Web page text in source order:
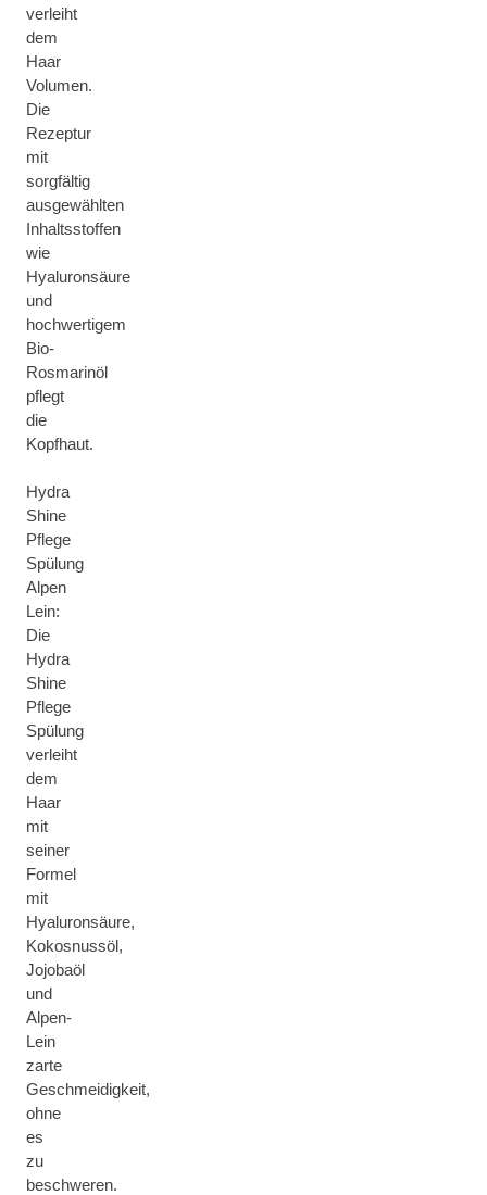
verleiht
dem
Haar
Volumen.
Die
Rezeptur
mit
sorgfältig
ausgewählten
Inhaltsstoffen
wie
Hyaluronsäure
und
hochwertigem
Bio-
Rosmarinöl
pflegt
die
Kopfhaut.
Hydra
Shine
Pflege
Spülung
Alpen
Lein:
Die
Hydra
Shine
Pflege
Spülung
verleiht
dem
Haar
mit
seiner
Formel
mit
Hyaluronsäure,
Kokosnussöl,
Jojobaöl
und
Alpen-
Lein
zarte
Geschmeidigkeit,
ohne
es
zu
beschweren.